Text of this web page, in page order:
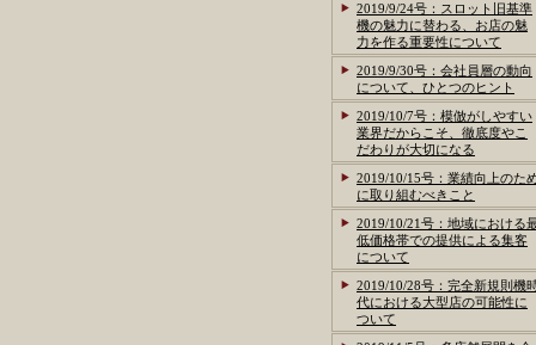
2019/9/24号：スロット旧基準
機の魅力に替わる、お店の魅
力を作る重要性について
2019/9/30号：会社員層の動向
について、ひとつのヒント
2019/10/7号：模倣がしやすい
業界だからこそ、徹底度やこ
だわりが大切になる
2019/10/15号：業績向上のた
に取り組むべきこと
2019/10/21号：地域における
低価格帯での提供による集客
について
2019/10/28号：完全新規則機
代における大型店の可能性に
ついて